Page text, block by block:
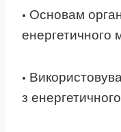
• Основам
енергетичного
•
з